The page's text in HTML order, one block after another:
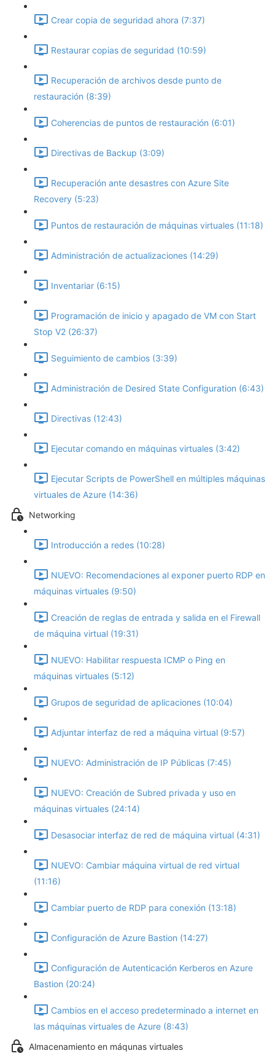
Crear copia de seguridad ahora (7:37)
Restaurar copias de seguridad (10:59)
Recuperación de archivos desde punto de
restauración (8:39)
Coherencias de puntos de restauración (6:01)
Directivas de Backup (3:09)
Recuperación ante desastres con Azure Site
Recovery (5:23)
Puntos de restauración de máquinas virtuales (11:18)
Administración de actualizaciones (14:29)
Inventariar (6:15)
Programación de inicio y apagado de VM con Start
Stop V2 (26:37)
Seguimiento de cambios (3:39)
Administración de Desired State Configuration (6:43)
Directivas (12:43)
Ejecutar comando en máquinas virtuales (3:42)
Ejecutar Scripts de PowerShell en múltiples máquinas
virtuales de Azure (14:36)
Networking
Introducción a redes (10:28)
NUEVO: Recomendaciones al exponer puerto RDP en
máquinas virtuales (9:50)
Creación de reglas de entrada y salida en el Firewall
de máquina virtual (19:31)
NUEVO: Habilitar respuesta ICMP o Ping en
máquinas virtuales (5:12)
Grupos de seguridad de aplicaciones (10:04)
Adjuntar interfaz de red a máquina virtual (9:57)
NUEVO: Administración de IP Públicas (7:45)
NUEVO: Creación de Subred privada y uso en
máquinas virtuales (24:14)
Desasociar interfaz de red de máquina virtual (4:31)
NUEVO: Cambiar máquina virtual de red virtual
(11:16)
Cambiar puerto de RDP para conexión (13:18)
Configuración de Azure Bastion (14:27)
Configuración de Autenticación Kerberos en Azure
Bastion (20:24)
Cambios en el acceso predeterminado a internet en
las máquinas virtuales de Azure (8:43)
Almacenamiento en máqunas virtuales